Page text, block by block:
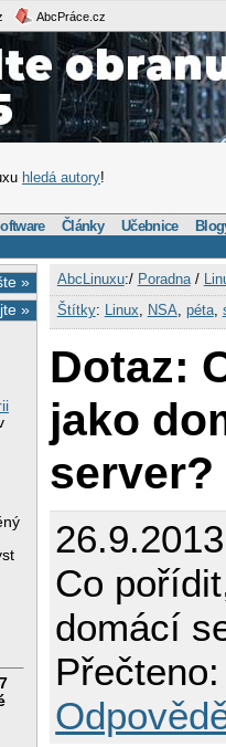
AbcPráce.cz
hledá autory!
Články Učebnice
»
»
AbcLinuxu:/ Poradna/
Štítky: Linux NSA péta,
Dotaz:
jako
server?
Co
domácí